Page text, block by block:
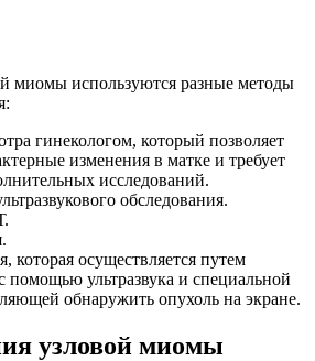
миомы используются разные методы
гинекологом, который позволяет
изменения в матке и требует
исследований.
обследования.
которая осуществляется путем
помощью ультразвука и специальной
обнаружить опухоль на экране.
узловой миомы